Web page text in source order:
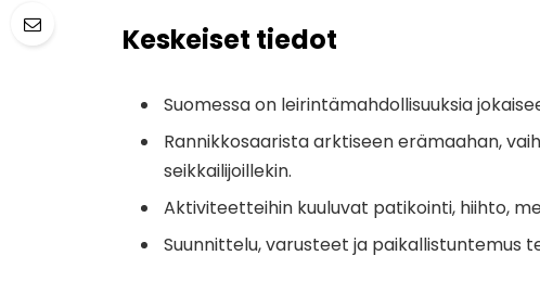
Keskeiset tiedot
Suomessa on leirintämahdollisuuksia
Rannikkosaarista arktiseen erämaahan,
seikkailijoillekin.
Aktiviteetteihin kuuluvat patikointi, hiihto,
Suunnittelu, varusteet ja paikallistuntemus